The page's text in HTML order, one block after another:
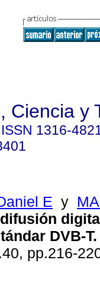
Ciencia y
ISSN 1316-
E y
DVB-T.
pp.216-